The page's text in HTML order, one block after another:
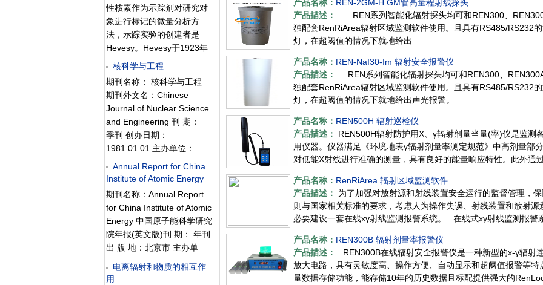
2012年间的手机使用数据。
研究人员表示，在这二
十几年中使用手机的人口比
例大幅增加（从1993年的
9%左右增加到如今的90%左
右），但脑癌发病率（20至
84岁人群每
码 102413 电话 69358025
E-mail
HXFS@chinajournal.net.cn
国内统一刊号 11-2045/TL
国际标准刊号 0253-9950
性核素作为示踪剂对研究对
象进行标记的微量分析方
法，示踪实验的创建者是
Hevesy。Hevesy于1923年
首先用天然放射性212Pb研
和转移。继后Jolit和Curie于
1934年发现了人工放射性，
以及其后生产方法的建立
（加速器、反应堆等），为
放射性同位素示踪法的更快
的发展和广泛应用提供了基
本的条件和有力的保障。
一、同位素示踪法基本原理
和特点 同位素示踪所利
用的放射性核素（或稳定性
核素）及它们的化合物，与
自然界存在的相应普通元素
及其化合物之间的化学性质
和生物学性质是相同的，只
是具有不同的核物理性质。
核科学与工程
期刊名称： 核科学与工程
期刊外文名：Chinese
Journal of Nuclear Science
and Engineering 刊 期：
季刊 创办日期：
1981.01.01 主办单位：
中国核学会 主 编： 阮可
强 编辑部通信地址： 北
京市2108信箱 邮政编码：
100037 联系电话：
68462973 68417733-2320
68417733-2320(盘) 国内统
一刊号： 11-1861/TL 国
际标准刊号：
Annual Report for China
Institute of Atomic Energy
期刊名称：Annual Report
for China Institute of Atomic
Energy 中国原子能科学研究
院年报(英文版)刊 期： 年刊
出 版 地：北京市 主办单
位：中国原子能科学研究院
主 编： 樊明武 编辑部主
电离辐射和物质的相互作
用
产品名称： REN-2GM-H GM管高量程射线探头
产品描述：
REN系列智能化辐射探头均可和REN300、
独配套RenRiArea辐射区域监测软件使用。且具有RS485/RS232
灯，在超阈值的情况下就地给出
产品名称： REN-NaI30-Im 辐射安全报警仪
产品描述：
REN系列智能化辐射探头均可和REN300、
独配套RenRiArea辐射区域监测软件使用。且具有RS485/RS232
灯，在超阈值的情况下就地给出声光报警。
产品名称： REN500H 辐射巡检仪
产品描述：
REN500H辐射防护用X、γ辐射剂量当量(率)仪是监测
用仪器。仪器满足《环境地表γ辐射剂量率测定规范》中高剂量部
对低能X射线进行准确的测量，具有良好的能量响应特性。此外通
产品名称： RenRiArea 辐射区域监测软件
产品描述：
为了加强对放射源和射线装置安全运行的监督管理，
则与国家相关标准的要求，考虑人为操作失误、射线装置和放射
必要建设一套在线xγ射线监测报警系统。 在线式xγ射线监测报警
产品名称： REN300B 辐射剂量率报警仪
产品描述：
REN300B在线辐射安全报警仪是一种新型的x-γ辐射
放大电路，具有灵敏度高、操作方便、自动显示和超阈值报警等
量数据存储功能，能存储10年的历史数据且标配提供强大的